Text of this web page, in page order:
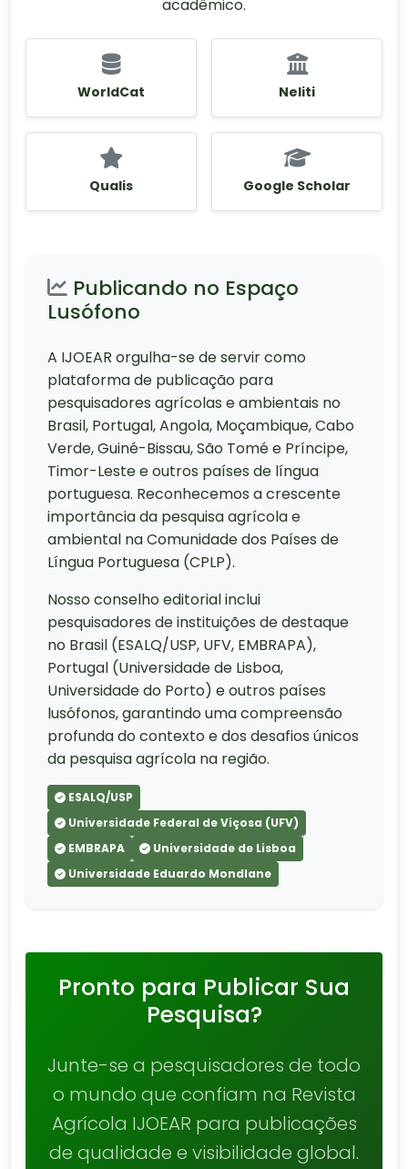
acadêmico.
WorldCat Neliti
Qualis Google Scholar
Publicando no Espaço
Lusófono
A IJOEAR orgulha-se de servir como
plataforma de publicação para
pesquisadores agrícolas e ambientais no
Brasil, Portugal, Angola, Moçambique, Cabo
Verde, Guiné-Bissau, São Tomé e Príncipe,
Timor-Leste e outros países de língua
portuguesa. Reconhecemos a crescente
importância da pesquisa agrícola e
ambiental na Comunidade dos Países de
Língua Portuguesa (CPLP).
Nosso conselho editorial inclui
pesquisadores de instituições de destaque
no Brasil (ESALQ/USP, UFV, EMBRAPA),
Portugal (Universidade de Lisboa,
Universidade do Porto) e outros países
lusófonos, garantindo uma compreensão
profunda do contexto e dos desafios únicos
da pesquisa agrícola na região.
ESALQ/USP
Universidade Federal de Viçosa (UFV)
EMBRAPA
Universidade de Lisboa
Universidade Eduardo Mondlane
Pronto para Publicar Sua
Pesquisa?
Junte-se a pesquisadores de todo
o mundo que confiam na Revista
Agrícola IJOEAR para publicações
de qualidade e visibilidade global.